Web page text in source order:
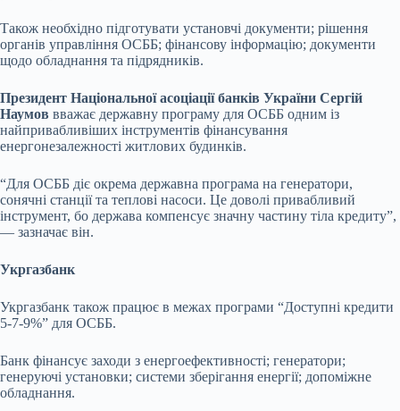
Також необхідно підготувати установчі документи; рішення
органів управління ОСББ; фінансову інформацію; документи
щодо обладнання та підрядників.
Президент Національної асоціації банків України Сергій
Наумов вважає державну програму для ОСББ одним із
найпривабливіших інструментів фінансування
енергонезалежності житлових будинків.
“Для ОСББ діє окрема державна програма на генератори,
сонячні станції та теплові насоси. Це доволі привабливий
інструмент, бо держава компенсує значну частину тіла кредиту”,
— зазначає він.
Укргазбанк
Укргазбанк також працює в межах програми “Доступні кредити
5-7-9%” для ОСББ.
Банк фінансує заходи з енергоефективності; генератори;
генеруючі установки; системи зберігання енергії; допоміжне
обладнання.